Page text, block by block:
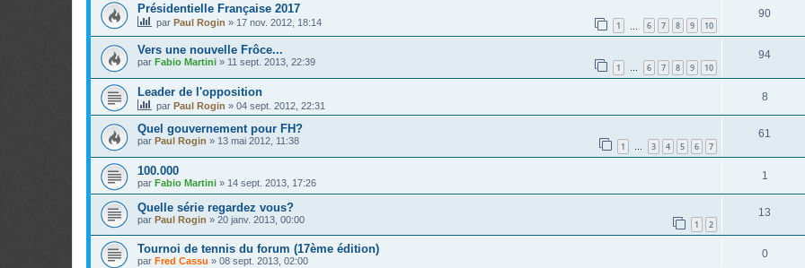
Présidentielle Française 2017
par Paul Rogin » 17 nov. 2012, 18:14 1 6 7 8 9 10
90
Vers une nouvelle Frôce...
par Fabio Martini » 11 sept. 2013, 22:39 1 … 6 7 8 9 10
94
Leader de l'opposition
par Paul Rogin » 04 sept. 2012, 22:31
8
Quel gouvernement pour FH?
par Paul Rogin » 13 mai 2012, 11:38 1 … 3 4 5 6 7
61
100.000
par Fabio Martini » 14 sept. 2013, 17:26
1
Quelle série regardez vous?
par Paul Rogin » 20 janv. 2013, 00:00 1 2
13
Tournoi de tennis du forum (17ème édition)
par Fred Cassu » 08 sept. 2013, 02:00
0